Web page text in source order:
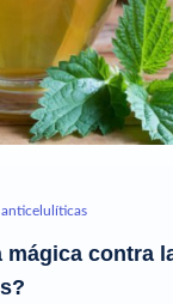
anticelulíticas
mágica contra